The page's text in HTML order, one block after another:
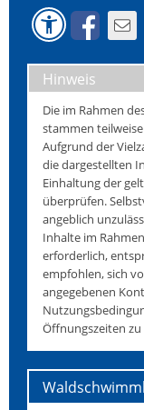
Hinweis
Die im Rahmen
stammen
Aufgrund der
die dargestellten
Einhaltung der
überprüfen.
angeblich
Inhalte im
erforderlich,
empfohlen, sich
angegebenen
Öffnungszeiten